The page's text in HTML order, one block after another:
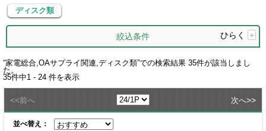
ディスク類
絞込条件 ひらく +
“家電総合,OAサプライ関連,ディスク類”での検索結果 35件が該当しまし
た。
35件中1 - 24 件を表示
<<前へ 次へ>>
並べ替え：